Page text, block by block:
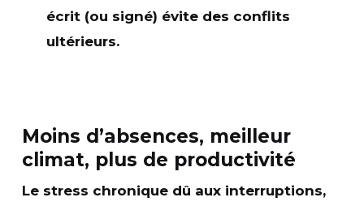
écrit (ou signé) évite des conflits
ultérieurs.
Moins d’absences, meilleur
climat, plus de productivité
Le stress chroniquedû aux interruptions,